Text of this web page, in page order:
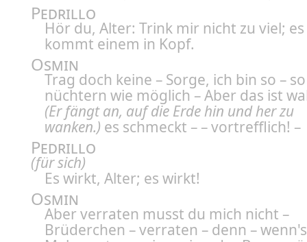
Pedrillo
Hör du, Alter: Trink mir nicht zu viel; es
kommt einem in Kopf.
Osmin
Trag doch keine – Sorge, ich bin so –
nüchtern wie möglich – Aber das ist
(Er fängt an, auf die Erde hin und her zu
wanken.) es schmeckt – – vortrefflich! –
Pedrillo
(für sich)
Es wirkt, Alter; es wirkt!
Osmin
Aber verraten musst du mich nicht –
Brüderchen – verraten – denn – wenn's